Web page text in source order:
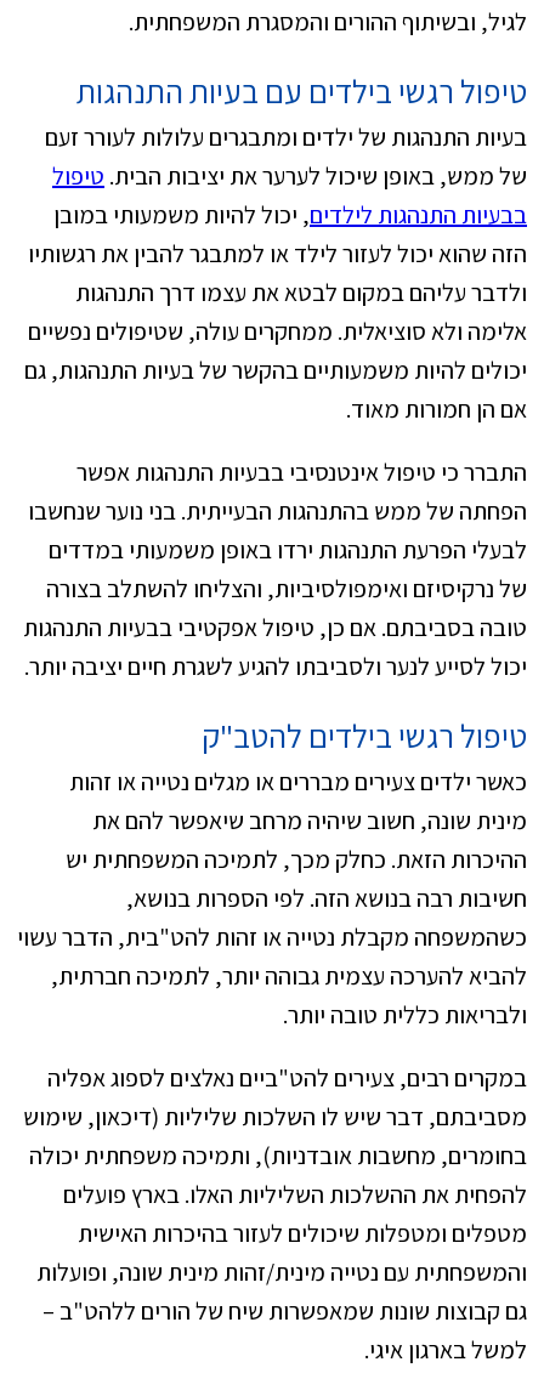
לגיל, ובשיתוף ההורים והמסגרת המשפחתית.
טיפול רגשי בילדים עם בעיות התנהגות
בעיות התנהגות של ילדים ומתבגרים עלולות לעורר זעם
של ממש, באופן שיכול לערער את יציבות הבית. טיפול
בבעיות התנהגות לילדים, יכול להיות משמעותי במובן
הזה שהוא יכול לעזור לילד או למתבגר להבין את רגשותיו
ולדבר עליהם במקום לבטא את עצמו דרך התנהגות
אלימה ולא סוציאלית. ממחקרים עולה, שטיפולים נפשיים
יכולים להיות משמעותיים בהקשר של בעיות התנהגות, גם
אם הן חמורות מאוד.
התברר כי טיפול אינטנסיבי בבעיות התנהגות אפשר
הפחתה של ממש בהתנהגות הבעייתית. בני נוער שנחשבו
לבעלי הפרעת התנהגות ירדו באופן משמעותי במדדים
של נרקיסיזם ואימפולסיביות, והצליחו להשתלב בצורה
טובה בסביבתם. אם כן, טיפול אפקטיבי בבעיות התנהגות
יכול לסייע לנער ולסביבתו להגיע לשגרת חיים יציבה יותר.
טיפול רגשי בילדים להטב"ק
כאשר ילדים צעירים מבררים או מגלים נטייה או זהות
מינית שונה, חשוב שיהיה מרחב שיאפשר להם את
ההיכרות הזאת. כחלק מכך, לתמיכה המשפחתית יש
חשיבות רבה בנושא הזה. לפי הספרות בנושא,
כשהמשפחה מקבלת נטייה או זהות להט"בית, הדבר עשוי
להביא להערכה עצמית גבוהה יותר, לתמיכה חברתית,
ולבריאות כללית טובה יותר.
במקרים רבים, צעירים להט"ביים נאלצים לספוג אפליה
מסביבתם, דבר שיש לו השלכות שליליות (דיכאון, שימוש
בחומרים, מחשבות אובדניות), ותמיכה משפחתית יכולה
להפחית את ההשלכות השליליות האלו. בארץ פועלים
מטפלים ומטפלות שיכולים לעזור בהיכרות האישית
והמשפחתית עם נטייה מינית/זהות מינית שונה, ופועלות
גם קבוצות שונות שמאפשרות שיח של הורים ללהט"ב –
למשל בארגון איגי.